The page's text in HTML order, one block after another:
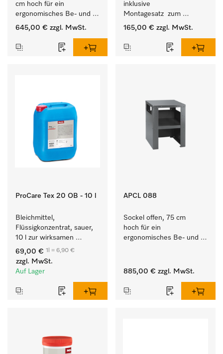
cm hoch für ein
ergonomisches Be- und
Entladen von
Trockner.
645,00 € zzgl. MwSt.
inklusive
Montagesatz  zum
Verbindungsaufbau von
mit externen Systemen.
165,00 € zzgl. MwSt.
ProCare Tex 20 OB - 10 l
Bleichmittel,
Flüssigkonzentrat, sauer,
10 l zur wirksamen
Entfernung von
hartnäckigen Flecken.
69,00 € 1l = 6,90 €
zzgl. MwSt.
Auf Lager
APCL 088
Sockel offen, 75 cm
hoch für ein
ergonomisches Be- und
Trockner.
885,00 € zzgl. MwSt.